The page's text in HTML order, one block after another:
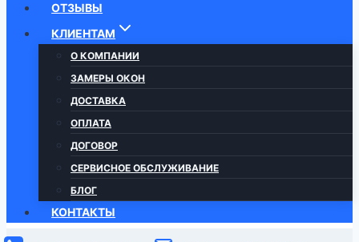
ОТЗЫВЫ
КЛИЕНТАМ
О КОМПАНИИ
ЗАМЕРЫ ОКОН
ДОСТАВКА
ОПЛАТА
ДОГОВОР
СЕРВИСНОЕ ОБСЛУЖИВАНИЕ
БЛОГ
КОНТАКТЫ